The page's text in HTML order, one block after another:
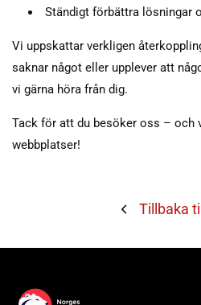
Ständigt förbättra lösningar
Vi uppskattar verkligen
saknar något eller upplever att
vi gärna höra från dig.
Tack för att du besöker oss – och
webbplatser!
Tillbaka